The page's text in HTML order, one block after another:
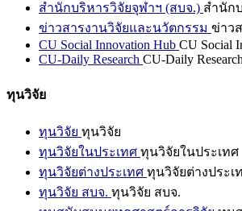
สำนักบริหารวิจัยจุฬาฯ (สบจ.) สำนัก
ข่าวสารงานวิจัยและนวัตกรรม ข่าว
CU Social Innovation Hub CU Social
CU-Daily Research CU-Daily Research
ทุนวิจัย
ทุนวิจัย ทุนวิจัย
ทุนวิจัยในประเทศ ทุนวิจัยในประเทศ
ทุนวิจัยต่างประเทศ ทุนวิจัยต่างประเ
ทุนวิจัย สบจ. ทุนวิจัย สบจ.